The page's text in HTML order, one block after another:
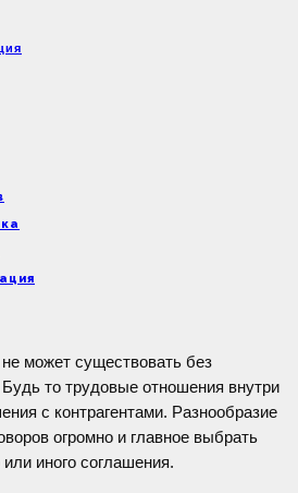
может существовать без
то трудовые отношения внутри
с контрагентами. Разнообразие
огромно и главное выбрать
иного соглашения.